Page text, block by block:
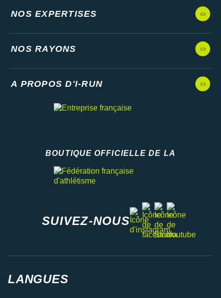
NOS EXPERTISES
NOS RAYONS
A PROPOS D'I-RUN
BOUTIQUE OFFICIELLE DE LA
SUIVEZ-NOUS
instagram
facebook
stravayoutube
LANGUES